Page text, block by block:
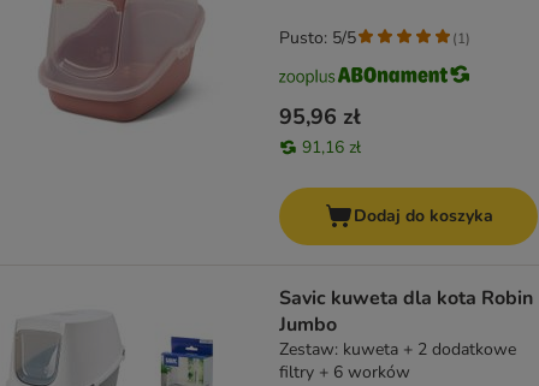
95,96 zł
91,16 zł
Pusto: 5/5 (1)
Dodaj do koszyka
Savic kuweta dla kota Robin
Jumbo
Zestaw: kuweta + 2 dodatkowe
filtry + 6 worków